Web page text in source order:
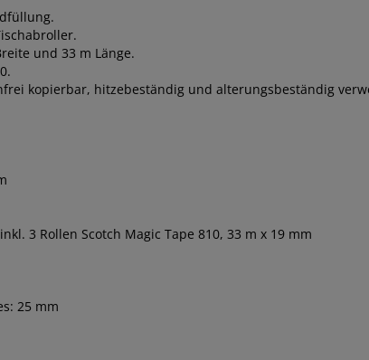
und 33 m Länge.
kopierbar, hitzebeständig und alterungsbeständig
3 Rollen Scotch Magic Tape 810, 33 m x 19 mm
25 mm